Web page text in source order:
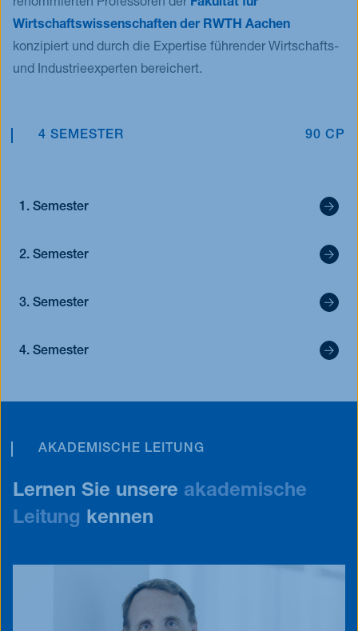
renommierten Professoren der Fakultät für
Wirtschaftswissenschaften der RWTH Aachen
konzipiert und durch die Expertise führender Wirtschafts-
und Industrieexperten bereichert.
4 SEMESTER 90 CP
1. Semester
2. Semester
3. Semester
4. Semester
AKADEMISCHE LEITUNG
Lernen Sie unsere akademische
Leitung kennen